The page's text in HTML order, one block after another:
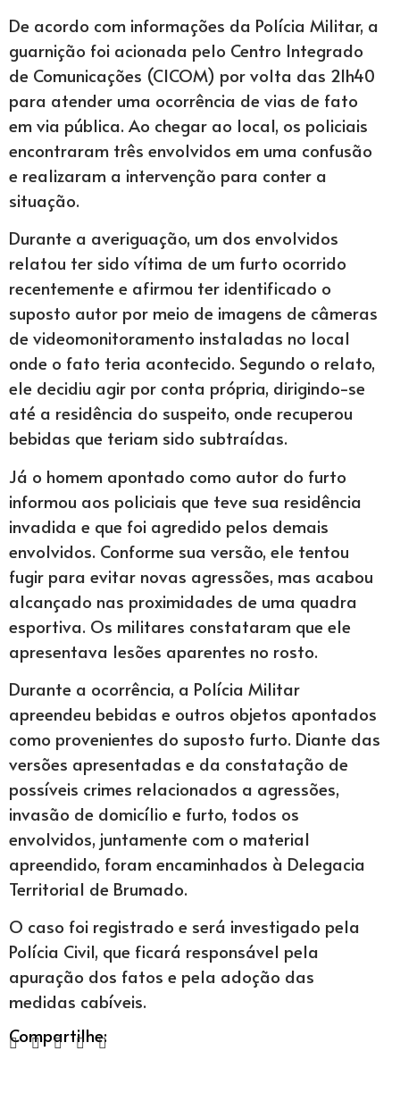
De acordo com informações da Polícia Militar, a
guarnição foi acionada pelo Centro Integrado
de Comunicações (CICOM) por volta das 21h40
para atender uma ocorrência de vias de fato
em via pública. Ao chegar ao local, os policiais
encontraram três envolvidos em uma confusão
e realizaram a intervenção para conter a
situação.
Durante a averiguação, um dos envolvidos
relatou ter sido vítima de um furto ocorrido
recentemente e afirmou ter identificado o
suposto autor por meio de imagens de câmeras
de videomonitoramento instaladas no local
onde o fato teria acontecido. Segundo o relato,
ele decidiu agir por conta própria, dirigindo-se
até a residência do suspeito, onde recuperou
bebidas que teriam sido subtraídas.
Já o homem apontado como autor do furto
informou aos policiais que teve sua residência
invadida e que foi agredido pelos demais
envolvidos. Conforme sua versão, ele tentou
fugir para evitar novas agressões, mas acabou
alcançado nas proximidades de uma quadra
esportiva. Os militares constataram que ele
apresentava lesões aparentes no rosto.
Durante a ocorrência, a Polícia Militar
apreendeu bebidas e outros objetos apontados
como provenientes do suposto furto. Diante das
versões apresentadas e da constatação de
possíveis crimes relacionados a agressões,
invasão de domicílio e furto, todos os
envolvidos, juntamente com o material
apreendido, foram encaminhados à Delegacia
Territorial de Brumado.
O caso foi registrado e será investigado pela
Polícia Civil, que ficará responsável pela
apuração dos fatos e pela adoção das
medidas cabíveis.
Compartilhe: